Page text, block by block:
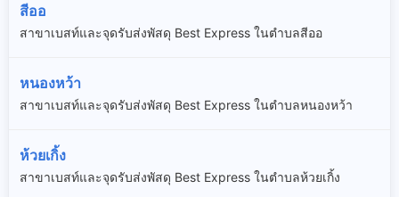
สีออ
สาขาเบสท์และจุดรับส่งพัสดุ Best Express ในตำบลสีออ
หนองหว้า
สาขาเบสท์และจุดรับส่งพัสดุ Best Express ในตำบลหนองหว้า
ห้วยเกิ้ง
สาขาเบสท์และจุดรับส่งพัสดุ Best Express ในตำบลห้วยเกิ้ง